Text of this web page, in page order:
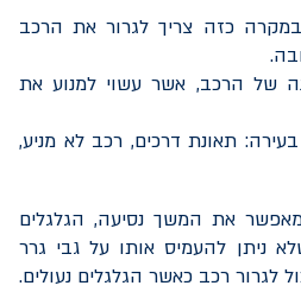
כזה צריך לגרור את הרכב
של הרכב, אשר עשוי למנוע את
תאונת דרכים, רכב לא מניע,
את המשך נסיעה, הגלגלים
ניתן להעמיס אותו על גבי גרר
לגרור רכב כאשר הגלגלים נעולים.